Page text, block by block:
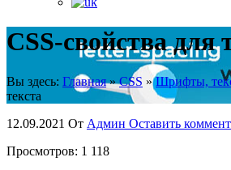
CSS-свойства для
Вы здесь: Главная»CSS »Шрифты,
текста
12.09.2021 От Админ Оставить
Просмотров: 1 118